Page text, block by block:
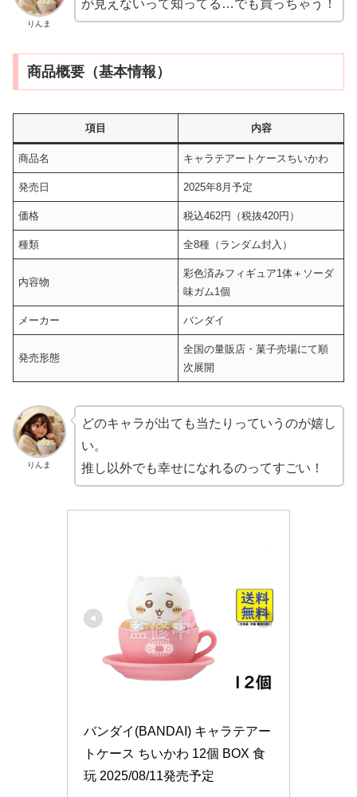
りんま
が見えないって知ってる…でも買っちゃう！
商品概要（基本情報）
項目 内容
商品名 キャラテアートケースちいかわ
発売日 2025年8月予定
価格 税込462円（税抜420円）
種類 全8種（ランダム封入）
内容物
彩色済みフィギュア1体＋ソーダ
味ガム1個
メーカー バンダイ
発売形態
全国の量販店・菓子売場にて順
次展開
りんま
どのキャラが出ても当たりっていうのが嬉し
い。
推し以外でも幸せになれるのってすごい！
バンダイ(BANDAI) キャラテアー
トケース ちいかわ 12個 BOX 食
玩 2025/08/11発売予定